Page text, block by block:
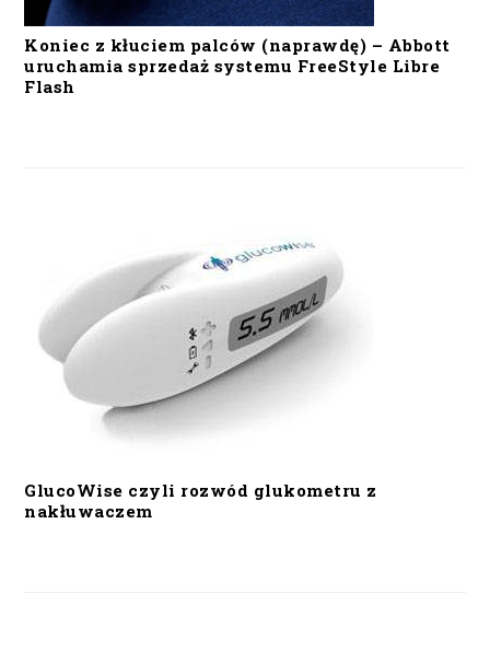
Koniec z kłuciem palców (naprawdę) – Abbott
uruchamia sprzedaż systemu FreeStyle Libre
Flash
GlucoWise czyli rozwód glukometru z
nakłuwaczem